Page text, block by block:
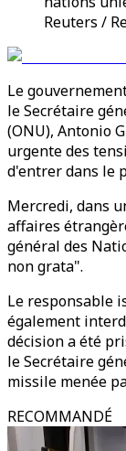
Reuters /
Le
le Secrétaire
(ONU), Antonio
urgente des
d'entrer dans le
Mercredi, dans
affaires
général des
non grata".
Le responsable
également
décision a été
le Secrétaire
missile menée
RECOMMANDÉ